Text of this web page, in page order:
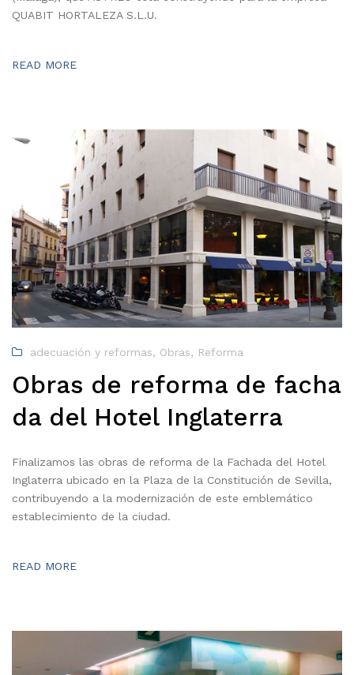
QUABIT HORTALEZA S.L.U.
READ MORE
adecuación y reformas, Obras, Reforma
Obras de reforma de facha
da del Hotel Inglaterra
Finalizamos las obras de reforma de la Fachada del Hotel
Inglaterra ubicado en la Plaza de la Constitución de Sevilla,
contribuyendo a la modernización de este emblemático
establecimiento de la ciudad.
READ MORE